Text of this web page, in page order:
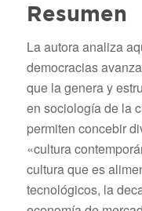
Resumen
La autora analiza
democracias
que la genera y
en sociología de la
permiten concebir
«cultura
cultura que es
tecnológicos, la